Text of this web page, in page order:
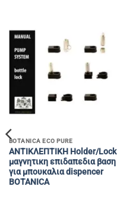
BOTANICA ECO PURE
ΑΝΤΙΚΛΕΠΤΙΚΗ Holder/Lock
μαγνητικη επιδαπεδια βαση
για μπουκαλια dispencer
ΒΟΤΑΝΙCA